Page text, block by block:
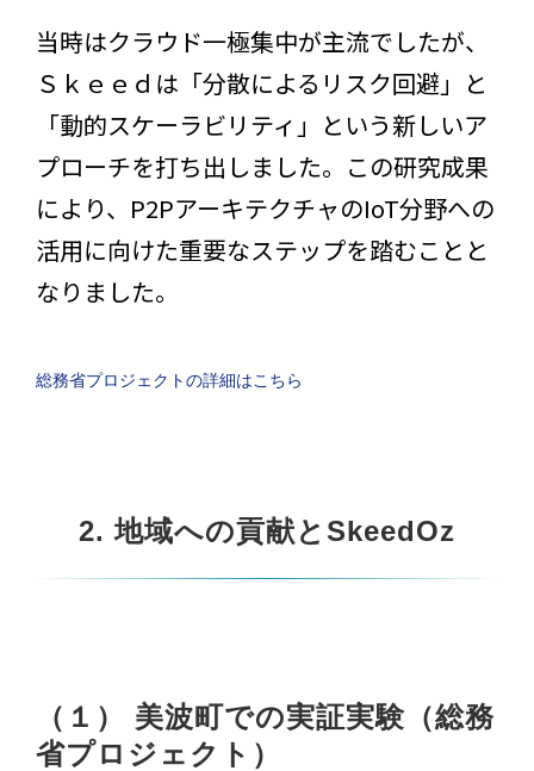
当時はクラウド一極集中が主流でしたが、
Ｓｋｅｅｄは「分散によるリスク回避」と
「動的スケーラビリティ」という新しいア
プローチを打ち出しました。この研究成果
により、P2PアーキテクチャのIoT分野への
活用に向けた重要なステップを踏むことと
なりました。
総務省プロジェクトの詳細はこちら
2. 地域への貢献とSkeedOz
（１） 美波町での実証実験（総務
省プロジェクト）